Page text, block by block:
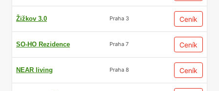
Žižkov 3.0 Praha 3 Ceník
SO-HO Rezidence Praha 7 Ceník
NEAR living Praha 8 Ceník